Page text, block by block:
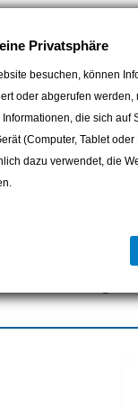
In den Warenkorb
Lager
Privatsphäre
besuchen, können
oder abgerufen werden,
die sich auf
(Computer, Tablet
dazu verwendet, die